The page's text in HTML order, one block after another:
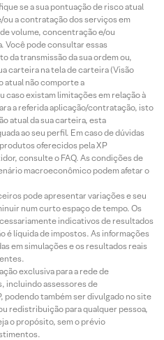
se a sua pontuação de risco atual
a contratação dos serviços em
volume, concentração e/ou
Você pode consultar essas
da transmissão da sua ordem ou,
carteira na tela de carteira (Visão
atual não comporte a
existam limitações em relação à
a referida aplicação/contratação, isto
atual da sua carteira, esta
ao seu perfil. Em caso de dúvidas
oferecidos pela XP
consulte o FAQ. As condições de
macroeconômico podem afetar o
pode apresentar variações e seu
num curto espaço de tempo. Os
indicativos de resultados
é líquida de impostos. As informações
em simulações e os resultados reais
exclusiva para a rede de
incluindo assessores de
podendo também ser divulgado no site
redistribuição para qualquer pessoa,
o propósito, sem o prévio